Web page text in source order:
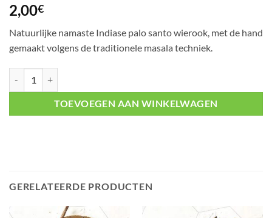
2,00€
Natuurlijke namaste Indiase palo santo wierook, met de hand
gemaakt volgens de traditionele masala techniek.
TOEVOEGEN AAN WINKELWAGEN
GERELATEERDE PRODUCTEN